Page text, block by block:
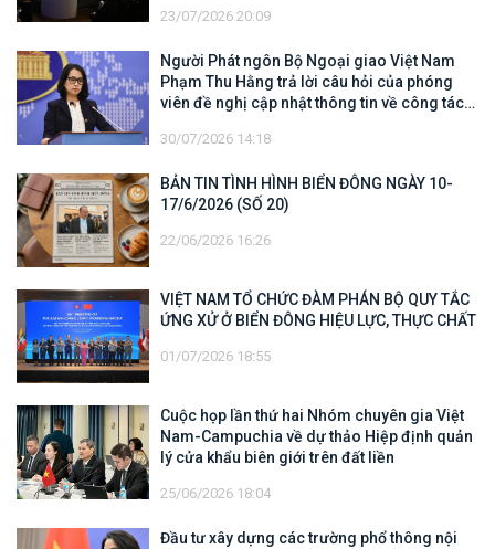
23/07/2026 20:09
Người Phát ngôn Bộ Ngoại giao Việt Nam
Phạm Thu Hằng trả lời câu hỏi của phóng
viên đề nghị cập nhật thông tin về công tác
trên tàu Khôi Nguyên 18
30/07/2026 14:18
BẢN TIN TÌNH HÌNH BIỂN ĐÔNG NGÀY 10-
17/6/2026 (SỐ 20)
22/06/2026 16:26
VIỆT NAM TỔ CHỨC ĐÀM PHÁN BỘ QUY TẮC
ỨNG XỬ Ở BIỂN ĐÔNG HIỆU LỰC, THỰC CHẤT
01/07/2026 18:55
Cuộc họp lần thứ hai Nhóm chuyên gia Việt
Nam-Campuchia về dự thảo Hiệp định quản
lý cửa khẩu biên giới trên đất liền
25/06/2026 18:04
Đầu tư xây dựng các trường phổ thông nội